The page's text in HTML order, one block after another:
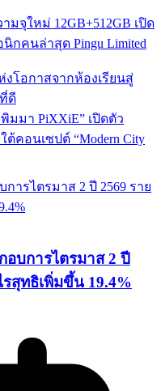
มจุใหม่ 12GB+512GB เปิด
กคนล่าสุด Pingu Limited
งโอกาสจากห้องเรียนสู่
ดี
มมา PiXXiE” เปิดตัว
ต้คอนเซปต์ “Modern City
อบการไตรมาส 2 ปี
รสุทธิเพิ่มขึ้น 19.4%